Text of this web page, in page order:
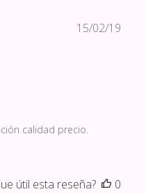
calidad precio.
15/02/19
útil esta reseña?
0